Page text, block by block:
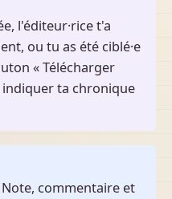
l'éditeur·rice t'a
ou tu as été ciblé·e
« Télécharger
indiquer ta chronique
commentaire et